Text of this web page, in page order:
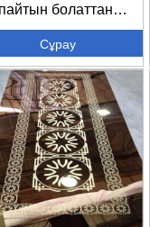
болаттан
айна т.б.
Сұрау